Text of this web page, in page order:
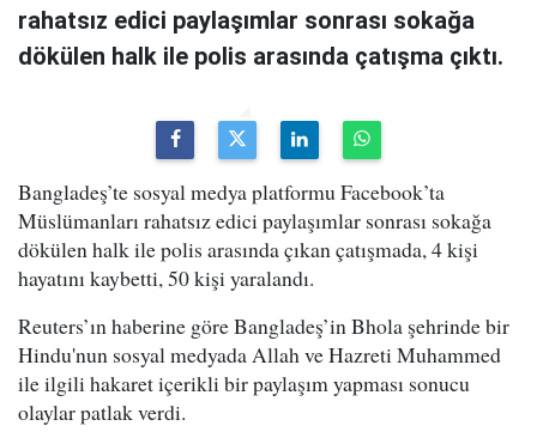
rahatsız edici paylaşımlar sonrası sokağa
dökülen halk ile polis arasında çatışma çıktı.
Bangladeş’te sosyal medya platformu Facebook’ta
Müslümanları rahatsız edici paylaşımlar sonrası sokağa
dökülen halk ile polis arasında çıkan çatışmada, 4 kişi
hayatını kaybetti, 50 kişi yaralandı.
Reuters’ın haberine göre Bangladeş’in Bhola şehrinde bir
Hindu'nun sosyal medyada Allah ve Hazreti Muhammed
ile ilgili hakaret içerikli bir paylaşım yapması sonucu
olaylar patlak verdi.